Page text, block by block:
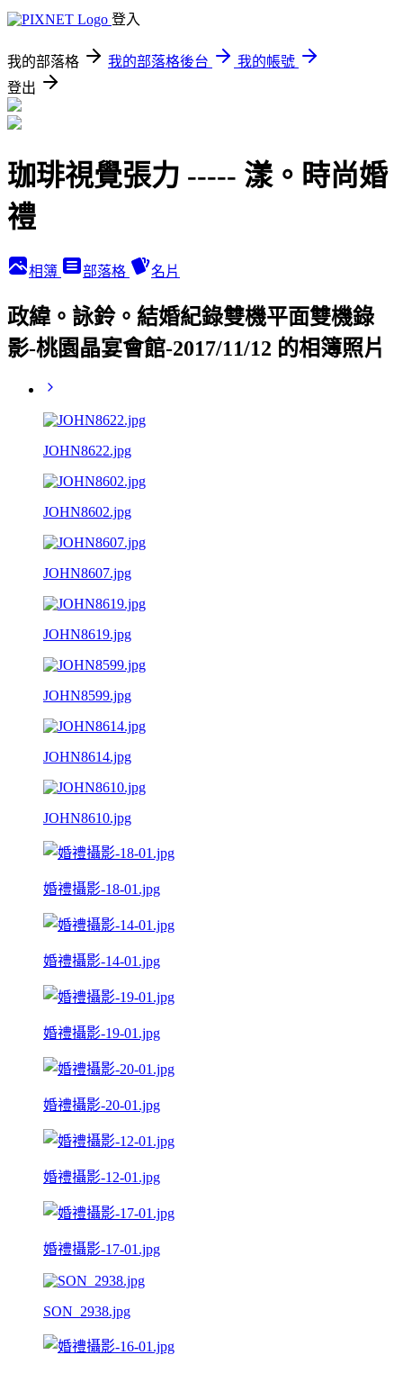
登入
我的部落格 我的部落格後台
我的帳號
登出
珈琲視覺張力 ----- 漾。時尚婚
禮
相簿 部落格 名片
政緯。詠鈴。結婚紀錄雙機平面雙機錄
影-桃園晶宴會館-2017/11/12 的相簿照片
JOHN8622.jpg
JOHN8602.jpg
JOHN8607.jpg
JOHN8619.jpg
JOHN8599.jpg
JOHN8614.jpg
JOHN8610.jpg
婚禮攝影-18-01.jpg
婚禮攝影-14-01.jpg
婚禮攝影-19-01.jpg
婚禮攝影-20-01.jpg
婚禮攝影-12-01.jpg
婚禮攝影-17-01.jpg
SON_2938.jpg